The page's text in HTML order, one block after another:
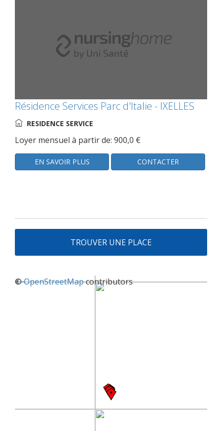
Résidence Services Parc d'Italie - IXELLES
RESIDENCE SERVICE
Loyer mensuel à partir de: 900,0 €
EN SAVOIR PLUS CONTACTER
TROUVER UNE PLACE
+−
©OpenStreetMapcontributors